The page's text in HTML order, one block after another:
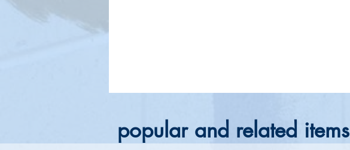
popular and related items